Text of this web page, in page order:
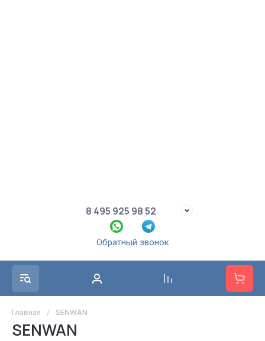
8 495 925 98 52
Обратный звонок
Главная / SENWAN
SENWAN